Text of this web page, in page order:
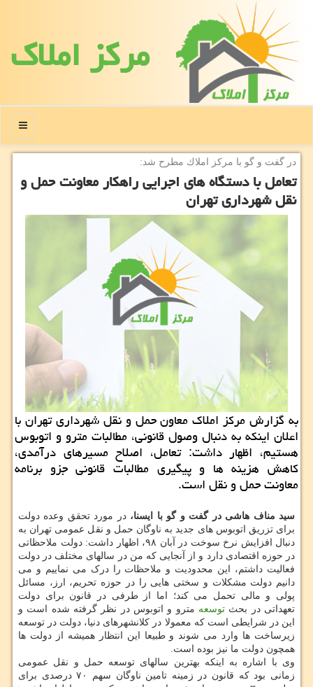
مركز املاك
منو
در گفت و گو با مركز املاك مطرح شد:
تعامل با دستگاه های اجرایی راهكار معاونت حمل و
نقل شهرداری تهران
به گزارش مركز املاك معاون حمل و نقل شهرداری تهران با
اعلان اینكه به دنبال وصول قانونی، مطالبات مترو و اتوبوس
هستیم، اظهار داشت: تعامل، اصلاح مسیرهای درآمدی،
كاهش هزینه ها و پیگیری مطالبات قانونی جزو برنامه
معاونت حمل و نقل است.
سید مناف هاشی در گفت و گو با ایسنا،در مورد تحقق وعده دولت
برای تزریق اتوبوس های جدید به ناوگان حمل و نقل عمومی تهران به
دنبال افزایش نرخ سوخت در آبان ۹۸، اظهار داشت: دولت ملاحظاتی
در حوزه اقتصادی دارد و از آنجایی که من در سالهای مختلف در دولت
فعالیت داشتم، این محدودیت و ملاحظات را درک می نماییم و می
دانیم دولت مشکلات و سختی هایی را در حوزه تحریم، ارز، مسائل
پولی و مالی تحمل می کند؛ اما از طرفی در قانون برای دولت
تعهداتی در بحث توسعه مترو و اتوبوس در نظر گرفته شده است و
این در شرایطی است که معمولا در کلانشهرهای دنیا، دولت در توسعه
زیرساخت ها وارد می شوند و طبیعا این انتظار همیشه از دولت ها
همچون دولت ما نیز بوده است.
وی با اشاره به اینکه بهترین سالهای توسعه حمل و نقل عمومی
زمانی بود که قانون در زمینه تامین ناوگان سهم ۷۰ درصدی برای